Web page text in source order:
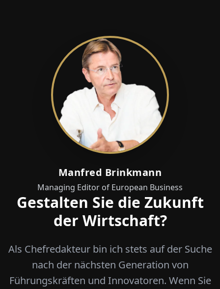
Manfred Brinkmann
Managing Editor of European Business
Gestalten Sie die Zukunft
der Wirtschaft?
Als Chefredakteur bin ich stets auf der Suche
nach der nächsten Generation von
Führungskräften und Innovatoren. Wenn Sie